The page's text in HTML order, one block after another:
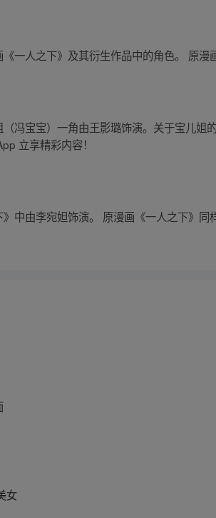
一人之下》及其衍生作品中的角色。 原
冯宝宝）一角由王影璐饰演。关于宝儿
立享精彩内容！
中由李宛妲饰演。 原漫画《一人之下》同
女